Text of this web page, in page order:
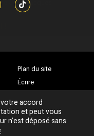
Plan du site
Écrire
Crédits
Jean-Jacques
accord
et peut vous
n’est déposé sans